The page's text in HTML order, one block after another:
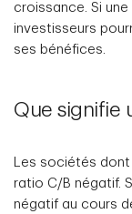
croissance. Si
investisseurs
ses bénéfices.
Que signifie
Les sociétés
ratio C/B négatif.
négatif au cours